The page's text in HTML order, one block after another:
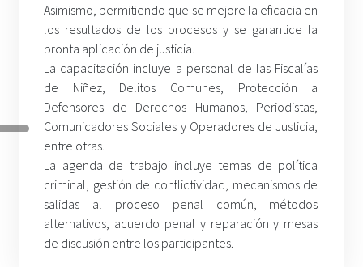
Asimismo, permitiendo que se mejore la eficacia en
los resultados de los procesos y se garantice la
pronta aplicación de justicia.
La capacitación incluye a personal de las Fiscalías
de Niñez, Delitos Comunes, Protección a
Defensores de Derechos Humanos, Periodistas,
Comunicadores Sociales y Operadores de Justicia,
entre otras.
La agenda de trabajo incluye temas de política
criminal, gestión de conflictividad, mecanismos de
salidas al proceso penal común, métodos
alternativos, acuerdo penal y reparación y mesas
de discusión entre los participantes.